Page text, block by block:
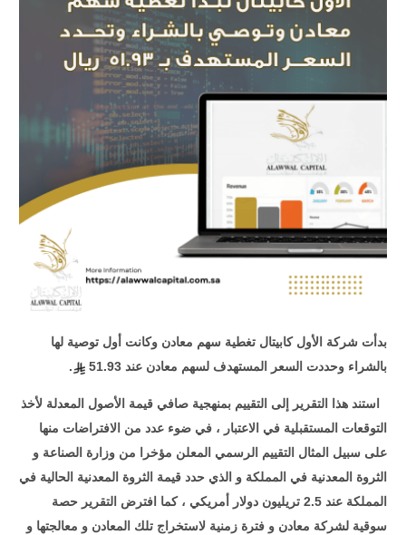
بدأت شركة الأول كابيتال تغطية سهم معادن وكانت أول توصية لها
بالشراء وحددت السعر المستهدف لسهم معادن عند 51.93
.
استند هذا التقرير إلى التقييم بمنهجية صافي قيمة الأصول المعدلة لأخذ
التوقعات المستقبلية في الاعتبار ، في ضوء عدد من الافتراضات منها
على سبيل المثال التقييم الرسمي المعلن مؤخرا من وزارة الصناعة و
الثروة المعدنية في المملكة و الذي حدد قيمة الثروة المعدنية الحالية في
المملكة عند 2.5 تريليون دولار أمريكي ، كما افترض التقرير حصة
سوقية لشركة معادن و فترة زمنية لاستخراج تلك المعادن و معالجتها و